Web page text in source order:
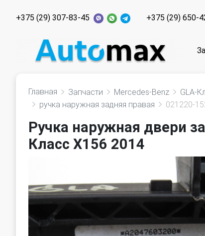
+375 (29) 307-83-45 +375 (29) 650-
Главная Запчасти Mercedes-Benz GLA-
ручка наружная задняя правая
021220-
Ручка наружная двери
Класс X156 2014